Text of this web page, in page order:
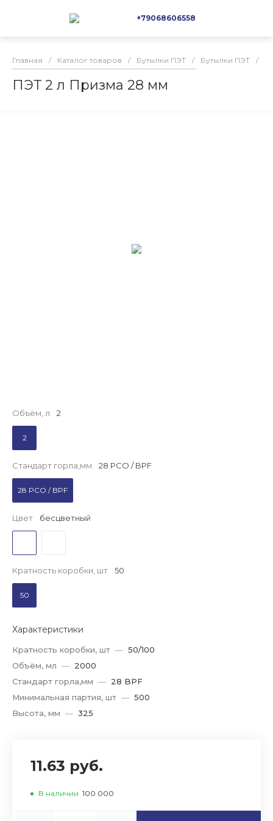
+79068606558
Главная / Каталог товаров / Бутылки ПЭТ / Бутылки ПЭТ /
ПЭТ 2 л Призма 28 мм
Объём, л 2
2
Стандарт горла,мм 28 PCO / BPF
28 PCO / BPF
Цвет бесцветный
Кратность коробки, шт 50
50
Характеристики
Кратность коробки, шт — 50/100
Объём, мл — 2000
Стандарт горла,мм — 28 BPF
Минимальная партия, шт — 500
Высота, мм — 325
11.63 руб.
В наличии 100 000